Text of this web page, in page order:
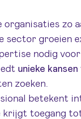
organisaties zo
sector groeien
nodig
unieke
zoeken.
betekent
krijgt toegang